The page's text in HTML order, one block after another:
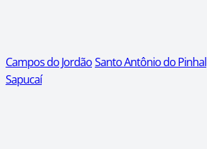
Campos do JordãoSanto Antônio do Pinhal
Sapucaí